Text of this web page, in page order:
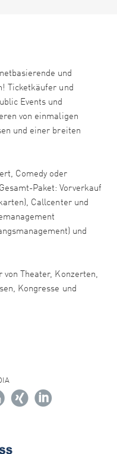
und
Ticketkäufer und
Events und
von einmaligen
und einer breiten
Comedy oder
Paket: Vorverkauf
Callcenter und
und
von Theater, Konzerten,
Kongresse und